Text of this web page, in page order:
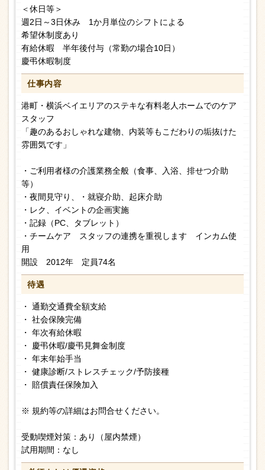
＜休日等＞
週2日～3日休み 1か月単位のシフトによる
希望休制度あり
有給休暇 半年後付与（常勤の場合10日）
慶弔休暇制度
仕事内容
港町・横浜ベイエリアのステキな有料老人ホームでのケア
スタッフ
「趣のあるおしゃれな建物、内装等もこだわりの垢抜けた
雰囲気です」
・ご利用者様の介護業務全般（食事、入浴、排せつ介助
等）
・夜間見守り、・就寝介助、起床介助
・レク、イベントの企画実施
・記録（PC、タブレット）
・チームケア スタッフの連携を重視します インカム使
用
開設 2012年 定員74名
待遇
・ 通勤交通費全額支給
・ 社会保険完備
・ 年次有給休暇
・ 慶弔休暇/慶弔見舞金制度
・ 年末年始手当
・ 健康診断/ストレスチェック/予防接種
・ 賠償責任保険加入
※ 規約等の詳細はお問合せください。
受動喫煙対策：あり（屋内禁煙）
試用期間：なし